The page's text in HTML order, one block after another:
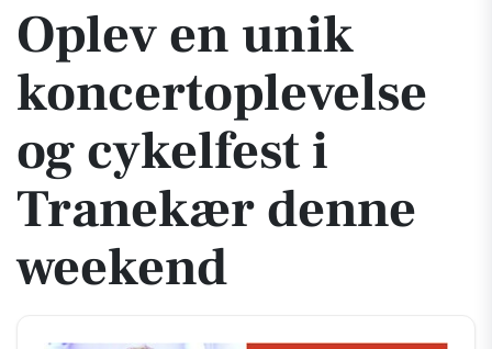
Oplev en unik
koncertoplevelse
og cykelfest i
Tranekær denne
weekend